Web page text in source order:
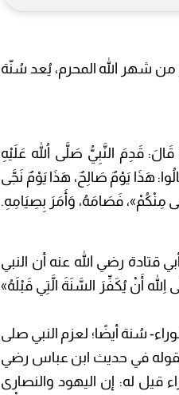
من شهر الله المحرم، يُعد سُنّة
قَدِمَ النَّبِيُّ صَلَّى اللهُ عَلَيْهِ
هَذَا يَوْمٌ صَالِحٌ، هَذَا يَوْمٌ نَجَّى
مِنْكُمْ»، فَصَامَهُ، وَأَمَرَ بِصِيَامِهِ.
رضي الله عنه أن النبي
أَنْ يُكَفِّرَ السَّنَةَ الَّتِي قَبْلَهُ»
سُنة أيضًا؛ لعزم النبي صلى
بقوله في حديث ابن عباس رضي
قيل له: إن اليهود والنصارى